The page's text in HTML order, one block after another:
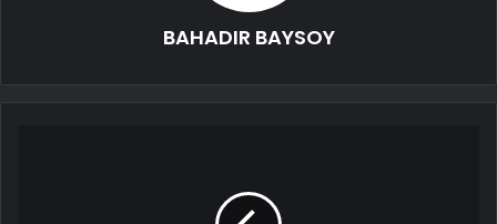
BAHADIR BAYSOY